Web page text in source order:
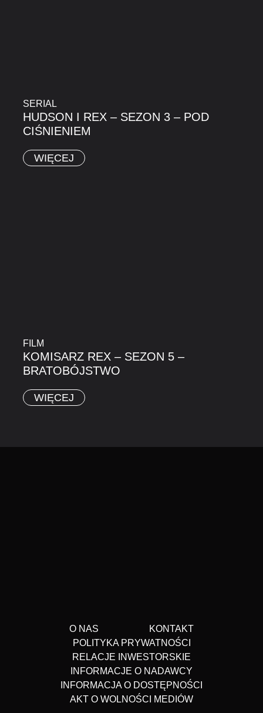
SERIAL
HUDSON I REX – SEZON 3 – POD
CIŚNIENIEM
WIĘCEJ
FILM
KOMISARZ REX – SEZON 5 –
BRATOBÓJSTWO
WIĘCEJ
O NAS
KONTAKT
POLITYKA PRYWATNOŚCI
RELACJE INWESTORSKIE
INFORMACJE O NADAWCY
INFORMACJA O DOSTĘPNOŚCI
AKT O WOLNOŚCI MEDIÓW